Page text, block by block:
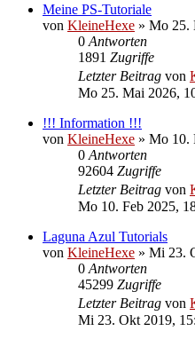
Meine PS-Tutoriale
von KleineHexe » Mo 25.
0 Antworten
1891 Zugriffe
Letzter Beitrag von
Mo 25. Mai 2026,
!!! Information !!!
von KleineHexe » Mo 10.
0 Antworten
92604 Zugriffe
Letzter Beitrag von
Mo 10. Feb 2025,
Laguna Azul Tutorials
von KleineHexe » Mi 23.
0 Antworten
45299 Zugriffe
Letzter Beitrag von
Mi 23. Okt 2019,